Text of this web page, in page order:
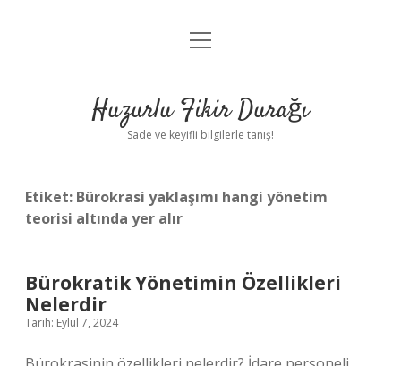
Anasayfa
Yasal Uyarı
menüyü
Huzurlu Fikir Durağı
Sade ve keyifli bilgilerle tanış!
Etiket: Bürokrasi yaklaşımı hangi yönetim
teorisi altında yer alır
Bürokratik Yönetimin Özellikleri
Nelerdir
Tarih: Eylül 7, 2024